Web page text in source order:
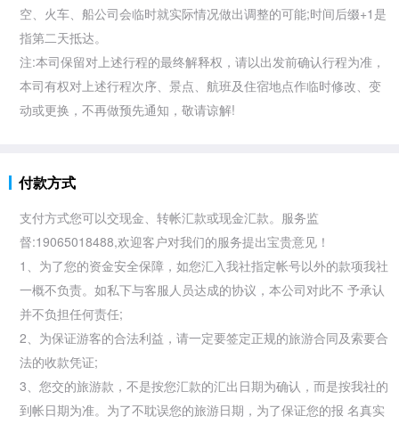
空、火车、船公司会临时就实际情况做出调整的可能;时间后缀+1是
指第二天抵达。
注:本司保留对上述行程的最终解释权，请以出发前确认行程为准，
本司有权对上述行程次序、景点、航班及住宿地点作临时修改、变
动或更换，不再做预先通知，敬请谅解!
付款方式
支付方式您可以交现金、转帐汇款或现金汇款。服务监
督:19065018488,欢迎客户对我们的服务提出宝贵意见！
1、为了您的资金安全保障，如您汇入我社指定帐号以外的款项我社
一概不负责。如私下与客服人员达成的协议，本公司对此不 予承认
并不负担任何责任;
2、为保证游客的合法利益，请一定要签定正规的旅游合同及索要合
法的收款凭证;
3、您交的旅游款，不是按您汇款的汇出日期为确认，而是按我社的
到帐日期为准。为了不耽误您的旅游日期，为了保证您的报 名真实